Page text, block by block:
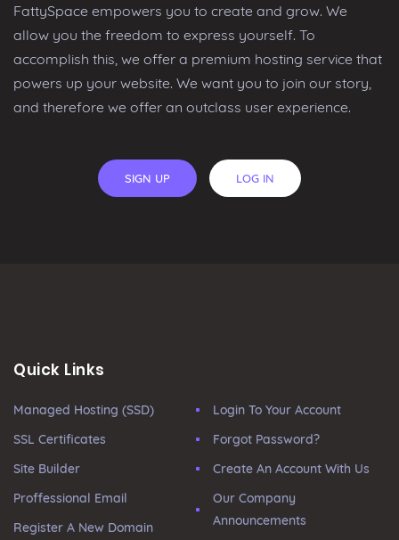
FattySpace empowers you to create and grow. We
allow you the freedom to express yourself. To
accomplish this, we offer a premium hosting service that
powers up your website. We want you to join our story,
and therefore we offer an outclass user experience.
SIGN UP LOG IN
Quick Links
Managed Hosting (SSD)
SSL Certificates
Site Builder
Proffessional Email
Register A New Domain
Login To Your Account
Forgot Password?
Create An Account With Us
Our Company
Announcements